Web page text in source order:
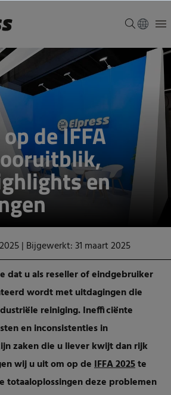
de IFFA
en
| Bijgewerkt: 31 maart 2025
dat u als reseller of eindgebruiker
wordt met uitdagingen die
reiniging. Inefficiënte
en inconsistenties in
zaken die u liever kwijt dan rijk
wij u uit om op deIFFA 2025te
totaaloplossingen deze problemen